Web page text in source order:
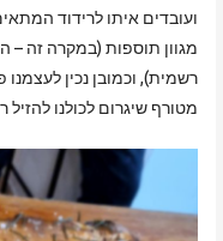
ועובדים איתו לרידוד
מגוון תוספות (במקרה זה
רשמית), וכמובן נכין
מטורף שיגרום לכולנו